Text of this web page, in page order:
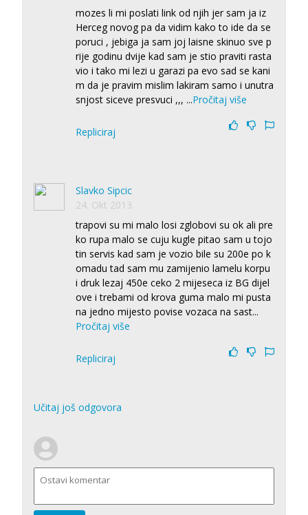
mozes li mi poslati link od njih jer sam ja iz
Herceg novog pa da vidim kako to ide da se
poruci , jebiga ja sam joj laisne skinuo sve p
rije godinu dvije kad sam je stio praviti rasta
vio i tako mi lezi u garazi pa evo sad se kani
m da je pravim mislim lakiram samo i unutra
snjost siceve presvuci ,,, ...Pročitaj više
Repliciraj
Slavko Sipcic
24. Okt 2013.
trapovi su mi malo losi zglobovi su ok ali pre
ko rupa malo se cuju kugle pitao sam u tojo
tin servis kad sam je vozio bile su 200e po k
omadu tad sam mu zamijenio lamelu korpu
i druk lezaj 450e ceko 2 mijeseca iz BG dijel
ove i trebami od krova guma malo mi pusta
na jedno mijesto povise vozaca na sast...
Pročitaj više
Repliciraj
Učitaj još odgovora